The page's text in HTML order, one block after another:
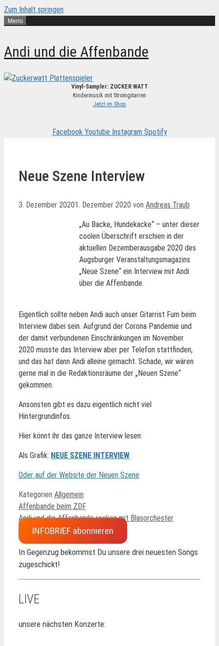
Zum Inhalt springen
Menü
Andi und die Affenbande
Vinyl-Sampler: ZUCKER WATT
Kindermusik mit Stromgitarren
Jetzt im Shop
Facebook Youtube Instagram Spotify
Neue Szene Interview
3. Dezember 20201. Dezember 2020 von Andreas Traub
„Au Backe, Hundekacke“ – unter dieser
coolen Überschrift erschien in der
aktuellen Dezemberausgabe 2020 des
Augsburger Veranstaltungsmagazins
„Neue Szene“ ein Interview mit Andi
über die Affenbande.
Eigentlich sollte neben Andi auch unser Gitarrist Fum beim
Interview dabei sein. Aufgrund der Corona Pandemie und
der damit verbundenen Einschränkungen im November
2020 musste das Interview aber per Telefon stattfinden,
und das hat dann Andi alleine gemacht. Schade, wir wären
gerne mal in die Redaktionsräume der „Neuen Szene“
gekommen.
Ansonsten gibt es dazu eigentlich nicht viel
Hintergrundinfos.
Hier könnt ihr das ganze Interview lesen:
Als Grafik: NEUE SZENE INTERVIEW
Oder auf der Website der Neuen Szene
Kategorien Allgemein
Affenbande beim ZDF
Andi und die Affenbande rocken mit Blasorchester
INFOBRIEF abonnieren
In Gegenzug bekommst Du unsere drei neuesten Songs
zugeschickt!
LIVE
unsere nächsten Konzerte: